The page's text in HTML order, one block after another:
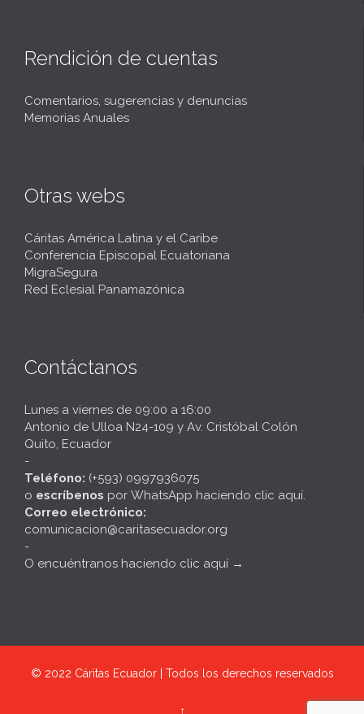
Rendición de cuentas
Comentarios, sugerencias y denuncias
Memorias Anuales
Otras webs
Cáritas América Latina y el Caribe
Conferencia Episcopal Ecuatoriana
MigraSegura
Red Eclesial Panamazónica
Contáctanos
Lunes a viernes de 09:00 a 16:00
Antonio de Ulloa N24-109 y Av. Cristóbal Colón
Quito, Ecuador
-
Teléfono: (+593) 0997936075
o escríbenos por WhatsApp haciendo clic aquí.
Correo electrónico:
comunicacion@caritasecuador.org
-
O encuéntranos haciendo clic aquí →
© 2022 Cáritas Ecuador | Todos los derechos reservados
↑